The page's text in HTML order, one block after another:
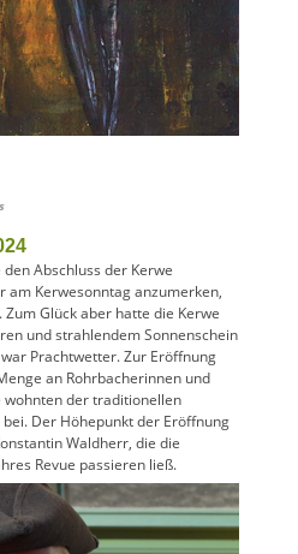
Abschluss der Kerwe
am Kerwesonntag anzumerken,
Glück aber hatte die Kerwe
und strahlendem Sonnenschein
Prachtwetter. Zur Eröffnung
an Rohrbacherinnen und
wohnten der traditionellen
Der Höhepunkt der Eröffnung
Waldherr, die die
Revue passieren ließ.